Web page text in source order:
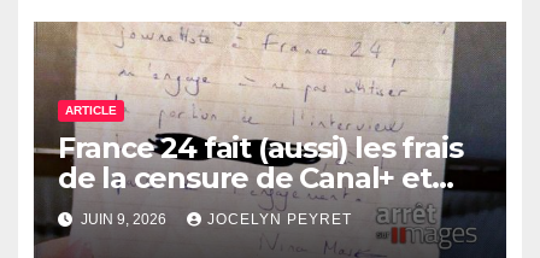
ARTICLE
France 24 fait (aussi) les frais
de la censure de Canal+ et
Bolloré
JUIN 9, 2026 JOCELYN PEYRET